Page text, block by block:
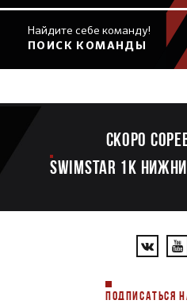
ПОИСК КОМАНДЫ
Найдите себе команду!
Скоро
SWIMSTAR 1K
ПОДПИСАТЬСЯ